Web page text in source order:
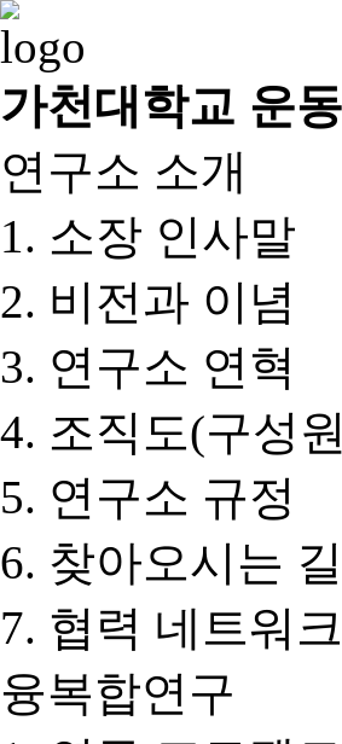
가천대학교 운
연구소 소개
소장 인사말
비전과 이념
연구소 연혁
조직도(구성
연구소 규정
찾아오시는 길
협력 네트워크
융복합연구